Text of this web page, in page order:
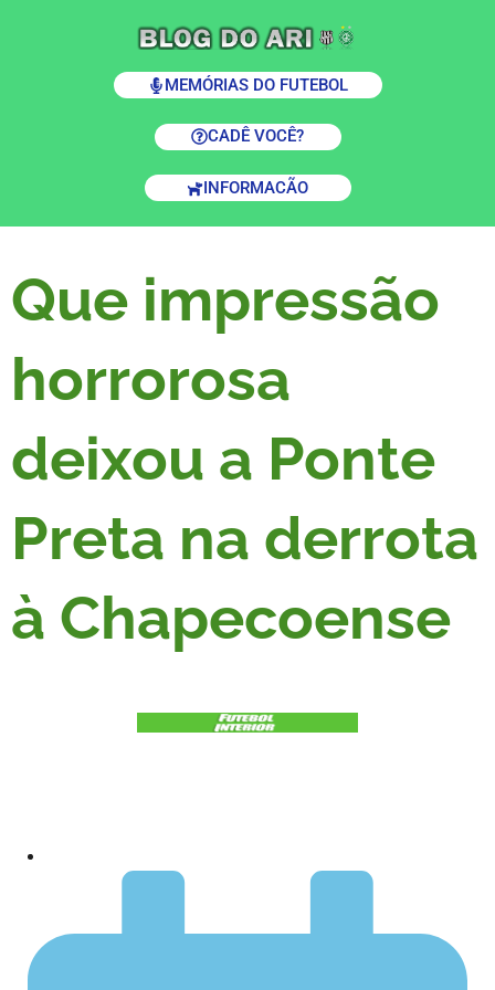
MEMÓRIAS DO FUTEBOL
CADÊ VOCÊ?
INFORMACÃO
Que impressão
horrorosa
deixou a Ponte
Preta na derrota
à Chapecoense